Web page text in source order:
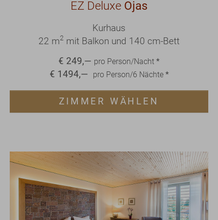
EZ Deluxe Ojas
Kurhaus
22 m2 mit Balkon und 140 cm-Bett
€ 249,— pro Person/Nacht *
€ 1494,— pro Person/6 Nächte *
ZIMMER WÄHLEN